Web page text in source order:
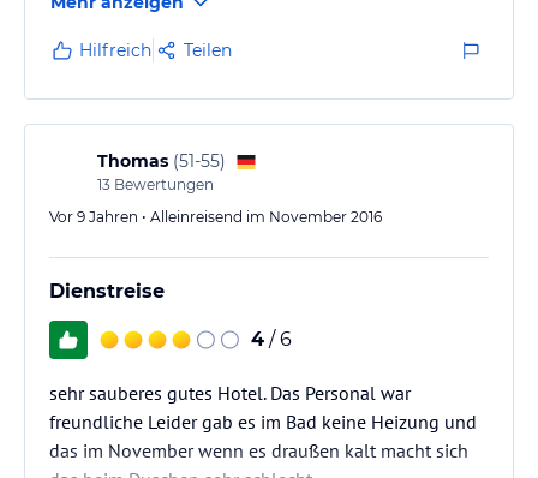
Hilfreich Teilen
Thomas (51-55)
13 Bewertungen
Vor 9 Jahren • Alleinreisend im November 2016
Dienstreise
4 / 6
sehr sauberes gutes Hotel. Das Personal war
freundliche Leider gab es im Bad keine Heizung und
das im November wenn es draußen kalt macht sich